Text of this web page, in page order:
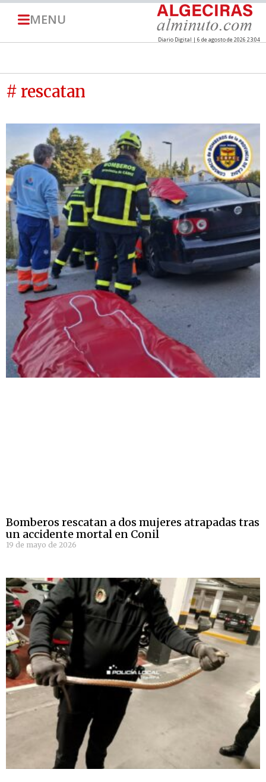
MENU
Diario Digital | 6 de agosto de 2026 23:04
# rescatan
Bomberos rescatan a dos mujeres atrapadas tras
un accidente mortal en Conil
19 de mayo de 2026